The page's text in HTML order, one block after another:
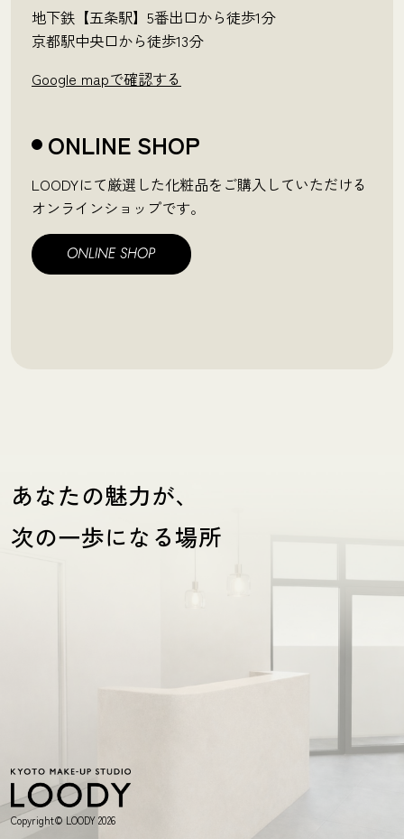
地下鉄【五条駅】5番出口から徒歩1分
京都駅中央口から徒歩13分
Google mapで確認する
ONLINE SHOP
LOODYにて厳選した化粧品をご購入していただける
オンラインショップです。
あなたの魅力が、
次の一歩になる場所
Copyright© LOODY 2026